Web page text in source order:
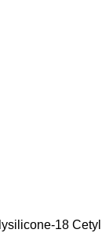
18 Cetyl